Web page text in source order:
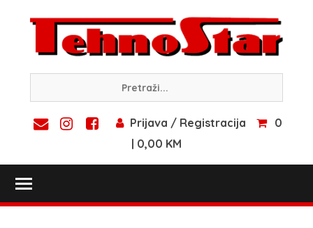
content
Prijava / Registracija
0
| 0,00 KM